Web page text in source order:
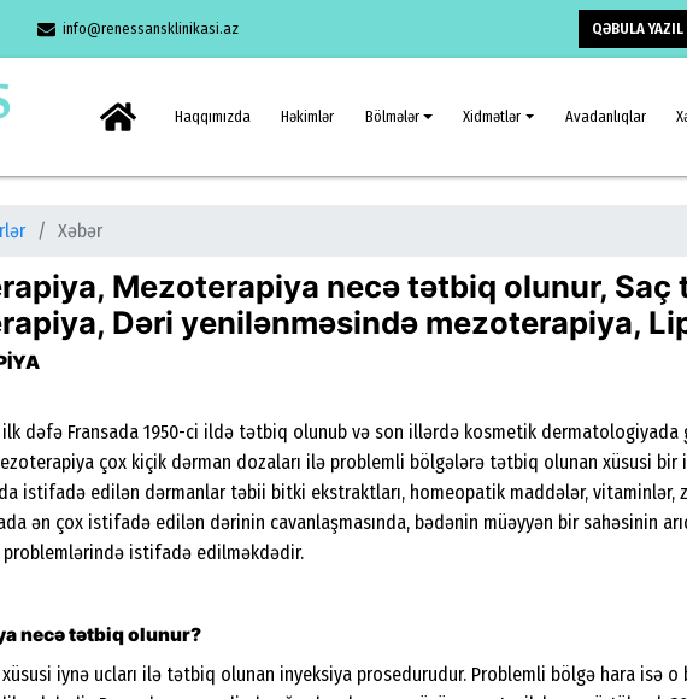
info@renessansklinikasi.az QƏBULA YAZIL
Haqqımızda Həkimlər Bölmələr Xidmətlər Avadanlıqlar
Xəbər
Mezoterapiya necə tətbiq olunur, Saç
Dəri yenilənməsində mezoterapiya,
dəfə Fransada 1950-ci ildə tətbiq olunub və son illərdə kosmetik
çox kiçik dərman dozaları ilə problemli bölgələrə tətbiq olunan xüsusi bir
istifadə edilən dərmanlar təbii bitki ekstraktları, homeopatik maddələr, vitaminlər,
ən çox istifadə edilən dərinin cavanlaşmasında, bədənin müəyyən bir sahəsinin
istifadə edilməkdədir.
necə tətbiq olunur?
iynə ucları ilə tətbiq olunan inyeksiya prosedurudur. Problemli bölgə hara isə o